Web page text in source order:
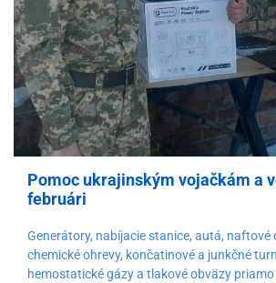
Pomoc ukrajinským vojačkám a
februári
Generátory, nabíjacie stanice, autá, naftové
chemické ohrevy, končatinové a junkčné
hemostatické gázy a tlakové obväzy